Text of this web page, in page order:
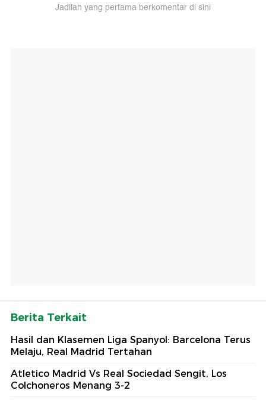
Jadilah yang pertama berkomentar di sini
Berita Terkait
Hasil dan Klasemen Liga Spanyol: Barcelona Terus
Melaju, Real Madrid Tertahan
Atletico Madrid Vs Real Sociedad Sengit, Los
Colchoneros Menang 3-2